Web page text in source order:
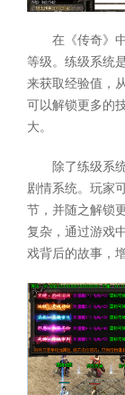
在《传奇》
等级。练级系统
来获取经验值，
可以解锁更多的
大。
除了练级系
剧情系统。玩家
节，并随之解锁
复杂，通过游戏
戏背后的故事，